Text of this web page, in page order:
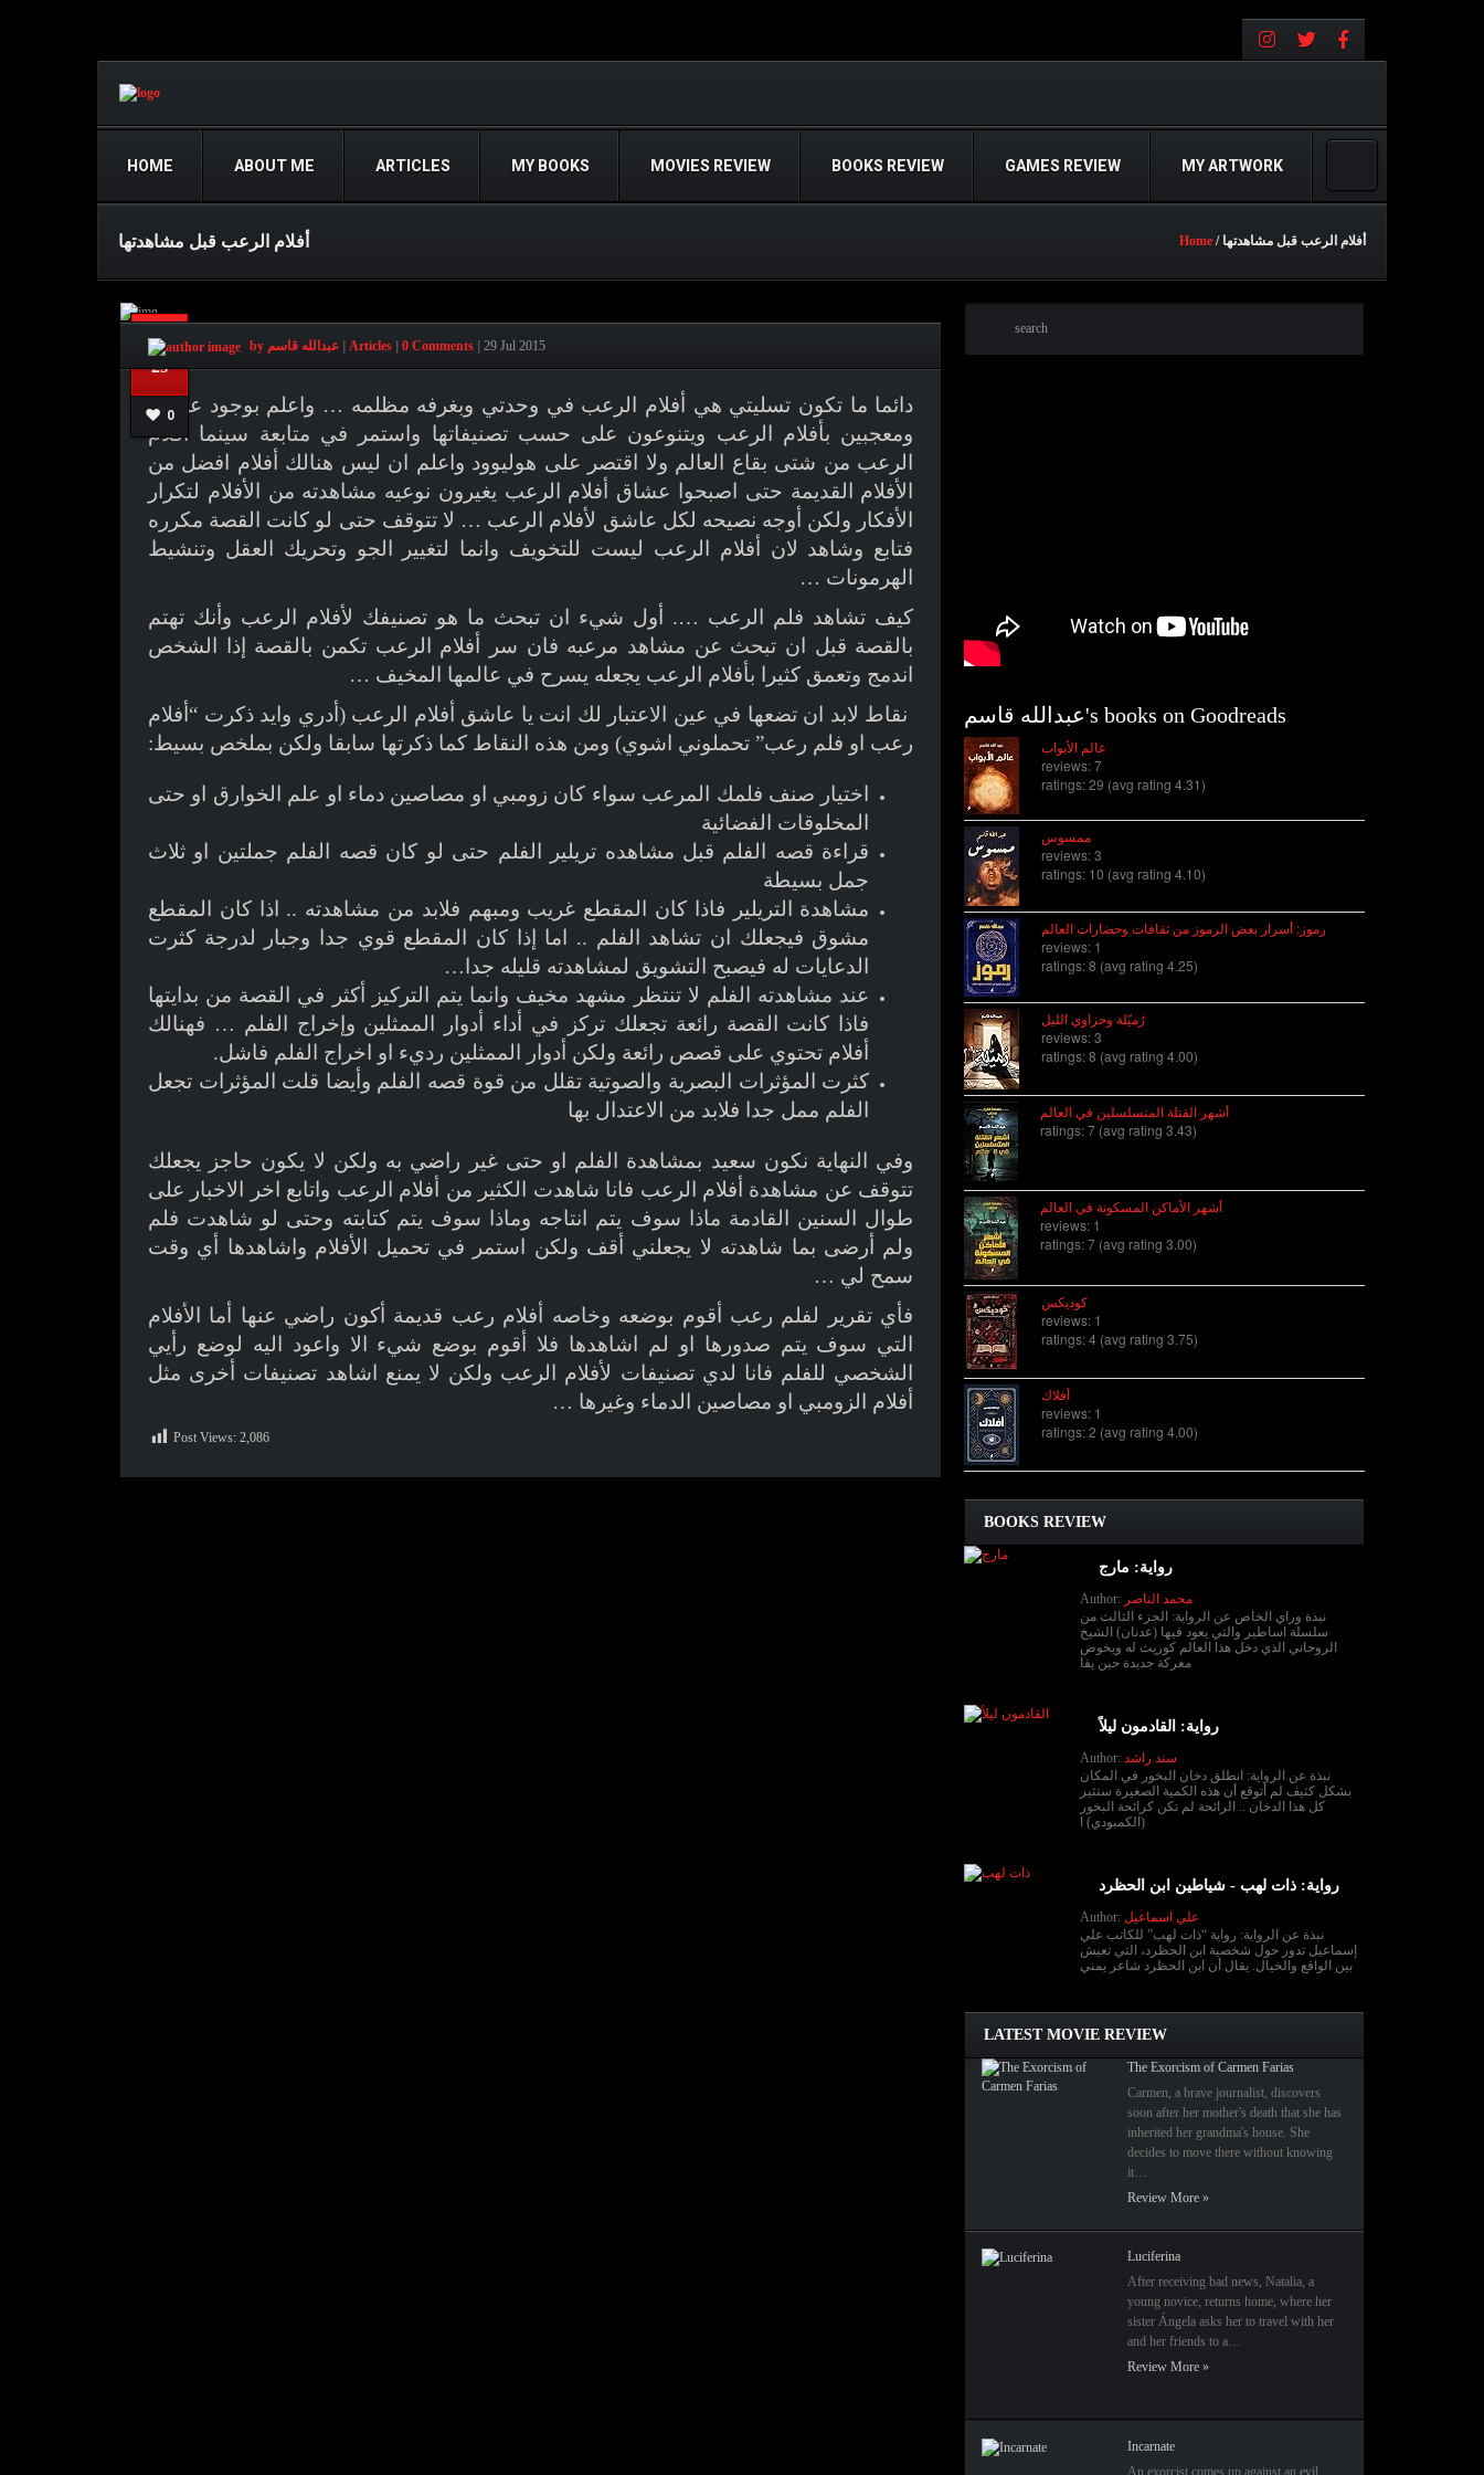
HOME ABOUT ME ARTICLES MY BOOKS MOVIES REVIEW BOOKS REVIEW GAMES REVIEW MY ARTWORK
أفلام الرعب قبل مشاهدتها Home / أفلام الرعب قبل مشاهدتها
Jul
29
0
by عبدالله قاسم Articles 0 Comments 29 Jul 2015
دائما ما تكون تسليتي هي أفلام الرعب في وحدتي وبغرفه مظلمه … واعلم بوجود عشاق
ومعجبين بأفلام الرعب ويتنوعون على حسب تصنيفاتها واستمر في متابعة سينما أفلام
الرعب من شتى بقاع العالم ولا اقتصر على هوليوود واعلم ان ليس هنالك أفلام افضل من
الأفلام القديمة حتى اصبحوا عشاق أفلام الرعب يغيرون نوعيه مشاهدته من الأفلام لتكرار
الأفكار ولكن أوجه نصيحه لكل عاشق لأفلام الرعب … لا تتوقف حتى لو كانت القصة مكرره
فتابع وشاهد لان أفلام الرعب ليست للتخويف وانما لتغيير الجو وتحريك العقل وتنشيط
الهرمونات …
كيف تشاهد فلم الرعب …. أول شيء ان تبحث ما هو تصنيفك لأفلام الرعب وأنك تهتم
بالقصة قبل ان تبحث عن مشاهد مرعبه فان سر أفلام الرعب تكمن بالقصة إذا الشخص
اندمج وتعمق كثيرا بأفلام الرعب يجعله يسرح في عالمها المخيف …
نقاط لابد ان تضعها في عين الاعتبار لك انت يا عاشق أفلام الرعب (أدري وايد ذكرت “أفلام
رعب او فلم رعب” تحملوني اشوي) ومن هذه النقاط كما ذكرتها سابقا ولكن بملخص بسيط:
اختيار صنف فلمك المرعب سواء كان زومبي او مصاصين دماء او علم الخوارق او حتى
المخلوقات الفضائية
قراءة قصه الفلم قبل مشاهده تريلير الفلم حتى لو كان قصه الفلم جملتين او ثلاث
جمل بسيطة
مشاهدة التريلير فاذا كان المقطع غريب ومبهم فلابد من مشاهدته .. اذا كان المقطع
مشوق فيجعلك ان تشاهد الفلم .. اما إذا كان المقطع قوي جدا وجبار لدرجة كثرت
الدعايات له فيصبح التشويق لمشاهدته قليله جدا…
عند مشاهدته الفلم لا تنتظر مشهد مخيف وانما يتم التركيز أكثر في القصة من بدايتها
فاذا كانت القصة رائعة تجعلك تركز في أداء أدوار الممثلين وإخراج الفلم … فهنالك
أفلام تحتوي على قصص رائعة ولكن أدوار الممثلين رديء او اخراج الفلم فاشل.
كثرت المؤثرات البصرية والصوتية تقلل من قوة قصه الفلم وأيضا قلت المؤثرات تجعل
الفلم ممل جدا فلابد من الاعتدال بها
وفي النهاية نكون سعيد بمشاهدة الفلم او حتى غير راضي به ولكن لا يكون حاجز يجعلك
تتوقف عن مشاهدة أفلام الرعب فانا شاهدت الكثير من أفلام الرعب واتابع اخر الاخبار على
طوال السنين القادمة ماذا سوف يتم انتاجه وماذا سوف يتم كتابته وحتى لو شاهدت فلم
ولم أرضى بما شاهدته لا يجعلني أقف ولكن استمر في تحميل الأفلام واشاهدها أي وقت
سمح لي …
فأي تقرير لفلم رعب أقوم بوضعه وخاصه أفلام رعب قديمة أكون راضي عنها أما الأفلام
التي سوف يتم صدورها او لم اشاهدها فلا أقوم بوضع شيء الا واعود اليه لوضع رأيي
الشخصي للفلم فانا لدي تصنيفات لأفلام الرعب ولكن لا يمنع اشاهد تصنيفات أخرى مثل
أفلام الزومبي او مصاصين الدماء وغيرها …
Post Views: 2,086
عبدالله قاسم's books on Goodreads
عالم الأبواب
reviews: 7
ratings: 29 (avg rating 4.31)
ممسوس
reviews: 3
ratings: 10 (avg rating 4.10)
رموز: أسرار بعض الرموز من ثقافات وحضارات العالم
reviews: 1
ratings: 8 (avg rating 4.25)
رُميّلة وحزاوي الليل
reviews: 3
ratings: 8 (avg rating 4.00)
أشهر القتلة المتسلسلين في العالم
ratings: 7 (avg rating 3.43)
أشهر الأماكن المسكونة في العالم
reviews: 1
ratings: 7 (avg rating 3.00)
كوديكس
reviews: 1
ratings: 4 (avg rating 3.75)
أفلاك
reviews: 1
ratings: 2 (avg rating 4.00)
BOOKS REVIEW
رواية: مارج
Author: محمد الناصر
نبذة وراي الخاص عن الرواية: الجزء الثالث من
سلسلة اساطير والتي يعود فيها (عدنان) الشيخ
الروحاني الذي دخل هذا العالم كوريث له ويخوض
معركة جديدة حين يقا
رواية: القادمون ليلاً
Author: سند راشد
نبذة عن الرواية: انطلق دخان البخور في المكان
بشكل كثيف لم أتوقع أن هذه الكمية الصغيرة ستثير
كل هذا الدخان .. الرائحة لم تكن كرائحة البخور
(الكمبودي) ا
رواية: ذات لهب - شياطين ابن الحظرد
Author: علي اسماعيل
نبذة عن الرواية: رواية “ذات لهب” للكاتب علي
إسماعيل تدور حول شخصية ابن الحظرد، التي تعيش
بين الواقع والخيال. يقال أن ابن الحظرد شاعر يمني
LATEST MOVIE REVIEW
The Exorcism of Carmen Farias
Carmen, a brave journalist, discovers
soon after her mother's death that she has
inherited her grandma's house. She
decides to move there without knowing
it…
Review More »
Luciferina
After receiving bad news, Natalia, a
young novice, returns home, where her
sister Ángela asks her to travel with her
and her friends to a…
Review More »
Incarnate
An exorcist comes up against an evil